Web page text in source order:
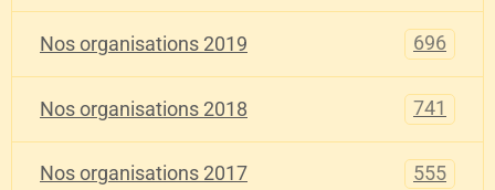
Nos organisations 2019 696
Nos organisations 2018 741
Nos organisations 2017 555